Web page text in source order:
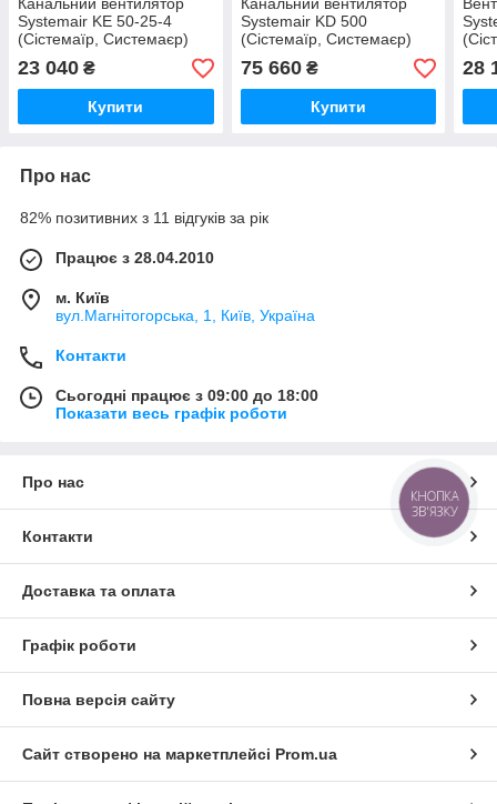
Канальний вентилятор
Systemair KE 50-25-4
(Сістемаїр, Системаєр)
23 040 ₴
Купити
Канальний вентилятор
Systemair KD 500
(Сістемаїр, Системаєр)
75 660₴
Купити
28
Про нас
82% позитивних з 11 відгуків за рік
Працює з 28.04.2010
м. Київ
вул.Магнітогорська, 1, Київ, Україна
Контакти
Сьогодні працює з 09:00 до 18:00
Показати весь графік роботи
Про нас
Контакти
Доставка та оплата
Графік роботи
Повна версія сайту
Сайт створено на маркетплейсі Prom.ua
КНОПКА
ЗВ'ЯЗКУ